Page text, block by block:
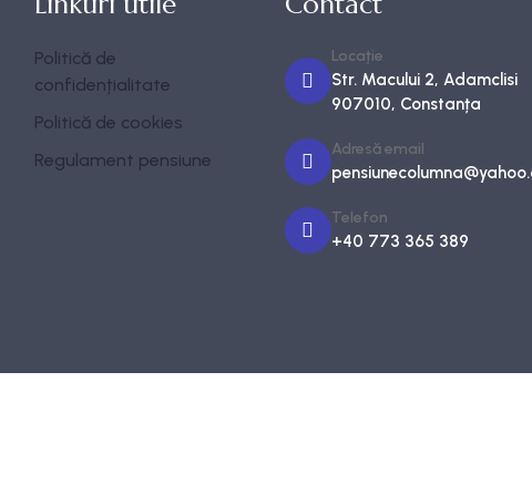
Politică de
confidențialitate
Politică de cookies
Regulament pensiune
Locație
Str. Macului 2, Adamclisi
907010, Constanța
Adresă email
Telefon
+40 773 365 389